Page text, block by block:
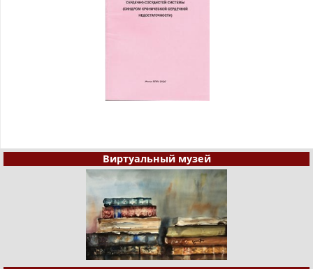
Виртуальный музей